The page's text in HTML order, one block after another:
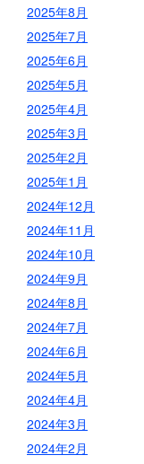
2025年8月
2025年7月
2025年6月
2025年5月
2025年4月
2025年3月
2025年2月
2025年1月
2024年12月
2024年11月
2024年10月
2024年9月
2024年8月
2024年7月
2024年6月
2024年5月
2024年4月
2024年3月
2024年2月